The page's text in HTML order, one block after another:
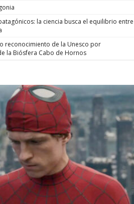
la ciencia busca el equilibrio entre
reconocimiento de la Unesco por
la Biósfera Cabo de Hornos